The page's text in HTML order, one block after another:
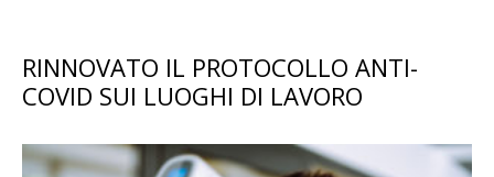
RINNOVATO IL PROTOCOLLO ANTI-
COVID SUI LUOGHI DI LAVORO